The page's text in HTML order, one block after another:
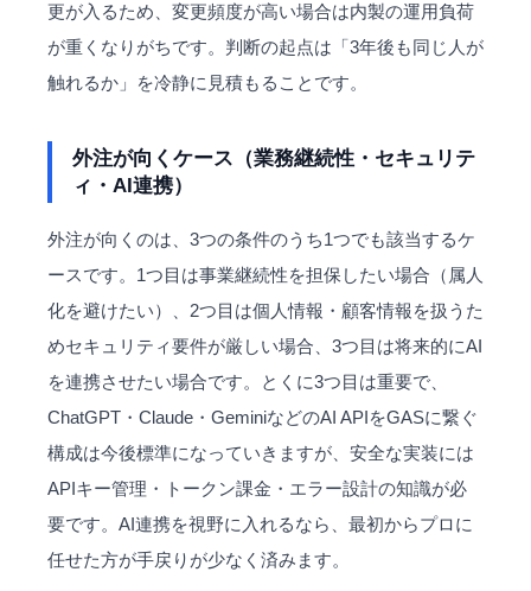
更が入るため、変更頻度が高い場合は内製の運用負荷
が重くなりがちです。判断の起点は「3年後も同じ人が
触れるか」を冷静に見積もることです。
外注が向くケース（業務継続性・セキュリテ
ィ・AI連携）
外注が向くのは、3つの条件のうち1つでも該当するケ
ースです。1つ目は事業継続性を担保したい場合（属人
化を避けたい）、2つ目は個人情報・顧客情報を扱うた
めセキュリティ要件が厳しい場合、3つ目は将来的にAI
を連携させたい場合です。とくに3つ目は重要で、
ChatGPT・Claude・ GeminiなどのAI APIをGASに繋ぐ
構成は今後標準になっていきますが、安全な実装には
APIキー管理・トークン課金・エラー設計の知識が必
要です。AI連携を視野に入れるなら、最初からプロに
任せた方が手戻りが少なく済みます。